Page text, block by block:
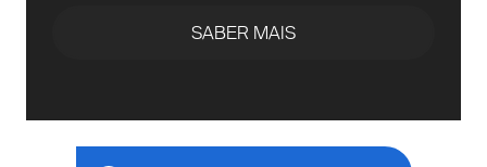
SABER MAIS